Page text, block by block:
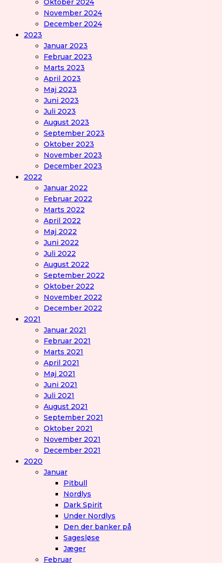
Oktober 2024
November 2024
December 2024
2023
Januar 2023
Februar 2023
Marts 2023
April 2023
Maj 2023
Juni 2023
Juli 2023
August 2023
September 2023
Oktober 2023
November 2023
December 2023
2022
Januar 2022
Februar 2022
Marts 2022
April 2022
Maj 2022
Juni 2022
Juli 2022
August 2022
September 2022
Oktober 2022
November 2022
December 2022
2021
Januar 2021
Februar 2021
Marts 2021
April 2021
Maj 2021
Juni 2021
Juli 2021
August 2021
September 2021
Oktober 2021
November 2021
December 2021
2020
Januar
Pitbull
Nordlys
Dark Spirit
Under Nordlys
Den der banker på
Sagesløse
Jæger
Februar